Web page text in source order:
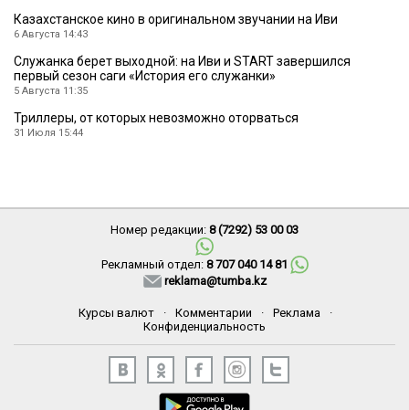
Казахстанское кино в оригинальном звучании на Иви
6 Августа 14:43
Служанка берет выходной: на Иви и START завершился
первый сезон саги «История его служанки»
5 Августа 11:35
Триллеры, от которых невозможно оторваться
31 Июля 15:44
Номер редакции: 8 (7292) 53 00 03
Рекламный отдел: 8 707 040 14 81
reklama@tumba.kz
Курсы валют · Комментарии · Реклама
·
Конфиденциальность